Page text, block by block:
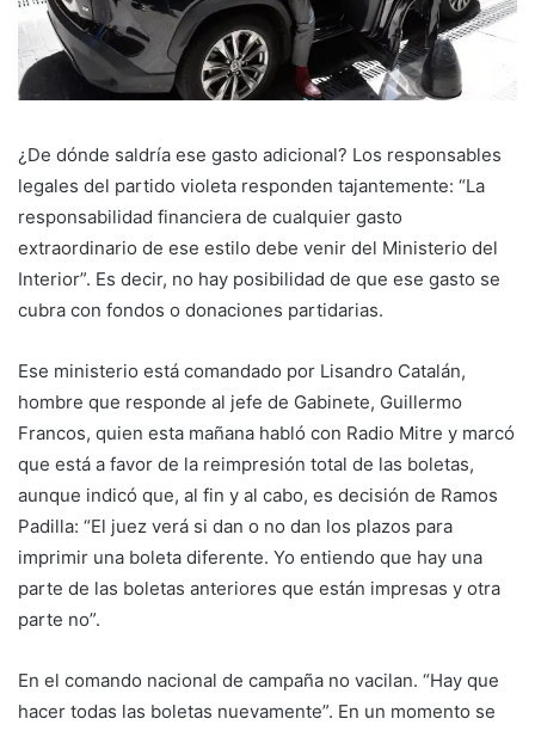
¿De dónde saldría ese gasto adicional? Los responsables
legales del partido violeta responden tajantemente: “La
responsabilidad financiera de cualquier gasto
extraordinario de ese estilo debe venir del Ministerio del
Interior”. Es decir, no hay posibilidad de que ese gasto se
cubra con fondos o donaciones partidarias.
Ese ministerio está comandado por Lisandro Catalán,
hombre que responde al jefe de Gabinete, Guillermo
Francos, quien esta mañana habló con Radio Mitre y marcó
que está a favor de la reimpresión total de las boletas,
aunque indicó que, al fin y al cabo, es decisión de Ramos
Padilla: “El juez verá si dan o no dan los plazos para
imprimir una boleta diferente. Yo entiendo que hay una
parte de las boletas anteriores que están impresas y otra
parte no”.
En el comando nacional de campaña no vacilan. “Hay que
hacer todas las boletas nuevamente”. En un momento se